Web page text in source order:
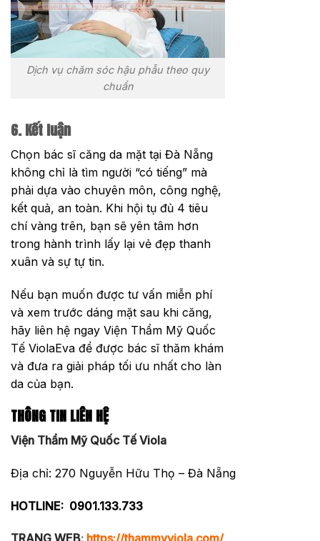
Dịch vụ chăm sóc hậu phẫu theo quy
chuẩn
6. Kết luận
Chọn bác sĩ căng da mặt tại Đà Nẵng
không chỉ là tìm người “có tiếng” mà
phải dựa vào chuyên môn, công nghệ,
kết quả, an toàn. Khi hội tụ đủ 4 tiêu
chí vàng trên, bạn sẽ yên tâm hơn
trong hành trình lấy lại vẻ đẹp thanh
xuân và sự tự tin.
Nếu bạn muốn được tư vấn miễn phí
và xem trước dáng mặt sau khi căng,
hãy liên hệ ngay Viện Thẩm Mỹ Quốc
Tế ViolaEva để được bác sĩ thăm khám
và đưa ra giải pháp tối ưu nhất cho làn
da của bạn.
THÔNG TIN LIÊN HỆ
Viện Thẩm Mỹ Quốc Tế Viola
Địa chỉ: 270 Nguyễn Hữu Thọ – Đà Nẵng
HOTLINE: 0901.133.733